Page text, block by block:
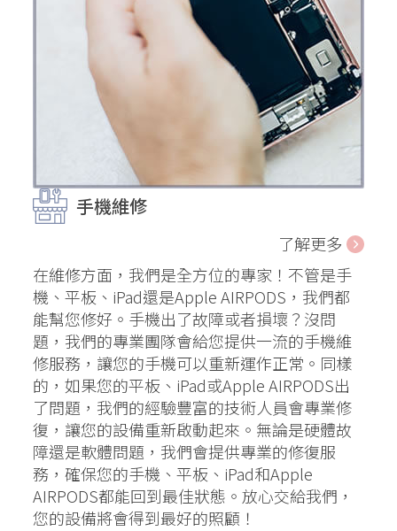
手機維修
了解更多
在維修方面，我們是全方位的專家！不管是手
機、平板、iPad還是Apple AIRPODS，我們都
能幫您修好。手機出了故障或者損壞？沒問
題，我們的專業團隊會給您提供一流的手機維
修服務，讓您的手機可以重新運作正常。同樣
的，如果您的平板、iPad或Apple AIRPODS出
了問題，我們的經驗豐富的技術人員會專業修
復，讓您的設備重新啟動起來。無論是硬體故
障還是軟體問題，我們會提供專業的修復服
務，確保您的手機、平板、iPad和Apple
AIRPODS都能回到最佳狀態。放心交給我們，
您的設備將會得到最好的照顧！